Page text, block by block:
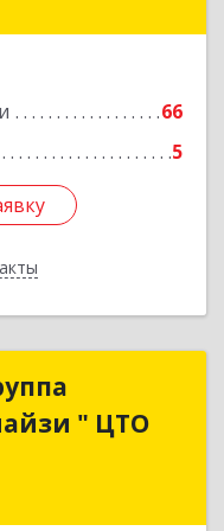
66
5
Подробнее
" ЦТО
группа
" ЦТО